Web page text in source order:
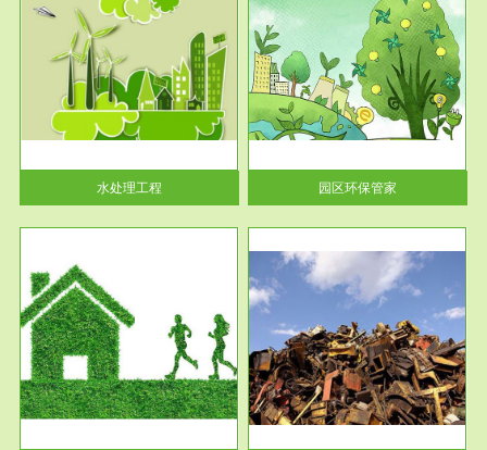
水处理工程
服务范围
园区环保管家
2016 年 4 月，环保部下发《关
于积极发挥环境保护作用促进供
给侧结...
园区环保管家
服务范围
固体危险废物处理
固体废物解释：固体废物是指人
们在生产建设、日常生活和其他